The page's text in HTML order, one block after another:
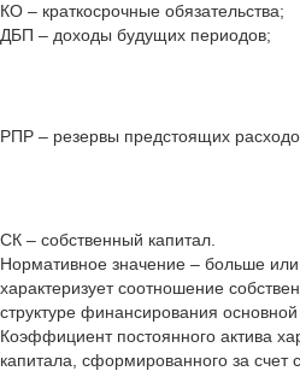
КО – краткосрочные обязательства;
ДБП – доходы будущих периодов;
РПР – резервы предстоящих
СК – собственный капитал.
Нормативное значение – больше
характеризует соотношение
структуре финансирования основной
Коэффициент постоянного актива
капитала, сформированного за счет